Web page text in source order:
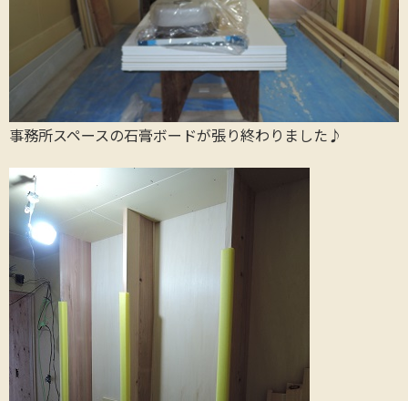
事務所スペースの石膏ボードが張り終わりました♪